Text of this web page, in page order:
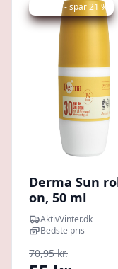
Udsalg - spar 21 %
Derma Sun
on, 50 ml
AktivVinter.dk
Bedste pris
70,95 kr.